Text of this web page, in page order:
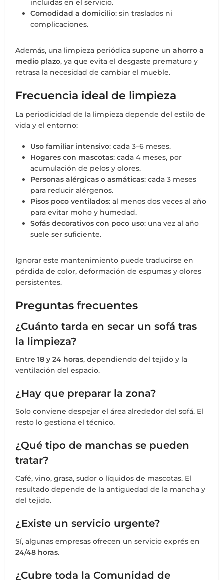
incluidas en el servicio.
Comodidad a domicilio: sin traslados ni
complicaciones.
Además, una limpieza periódica supone unahorro a
medio plazo, ya que evita el desgaste prematuro y
retrasa la necesidad de cambiar el mueble.
Frecuencia ideal de limpieza
La periodicidad de la limpieza depende del estilo de
vida y el entorno:
Uso familiar intensivo: cada 3–6 meses.
Hogares con mascotas: cada 4 meses, por
acumulación de pelos y olores.
Personas alérgicas o asmáticas: cada 3 meses
para reducir alérgenos.
Pisos poco ventilados: al menos dos veces al año
para evitar moho y humedad.
Sofás decorativos con poco uso: una vez al año
suele ser suficiente.
Ignorar este mantenimiento puede traducirse en
pérdida de color, deformación de espumas y olores
persistentes.
Preguntas frecuentes
¿Cuánto tarda en secar un sofá tras
la limpieza?
Entre18 y 24 horas, dependiendo del tejido y la
ventilación del espacio.
¿Hay que preparar la zona?
Solo conviene despejar el área alrededor del sofá. El
resto lo gestiona el técnico.
¿Qué tipo de manchas se pueden
tratar?
Café, vino, grasa, sudor o líquidos de mascotas. El
resultado depende de la antigüedad de la mancha y
del tejido.
¿Existe un servicio urgente?
Sí, algunas empresas ofrecen un servicio exprés en
24/48 horas.
¿Cubre toda la Comunidad de